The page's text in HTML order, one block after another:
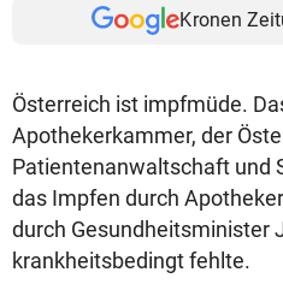
Kronen
Österreich ist impfmüde.
Apothekerkammer, der
Patientenanwaltschaft und
das Impfen durch
durch Gesundheitsminister
krankheitsbedingt fehlte.